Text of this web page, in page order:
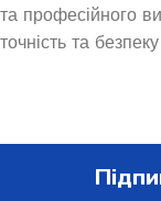
та професійного
точність та